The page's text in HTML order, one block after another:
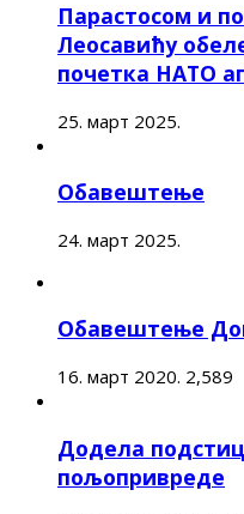
Парастосом и
Леосавићу
почетка НАТО
25. март 2025.
Обавештење
24. март 2025.
Обавештење
16. март 2020. 2,589
Додела
пољопривреде